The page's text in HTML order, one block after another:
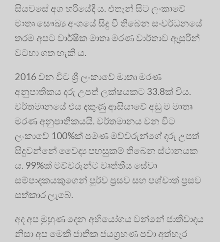
සියවසේ අග හරියේදී ය. එතැන් සිට ලංකාවේ
මාතෘ සෞඛ්‍ය අංශයේ සිදු වී තිබෙන සංවර්ධනයේ
තරම අපට වාර්ෂික මාතෘ මරණ වාර්තාව ඇසුරින්
වටහා ගත හැකි ය.
2016 වන විට ශ්‍රී ලංකාවේ මාතෘ මරණ
අනුපාතිකය දරු උපත් ලක්ෂයකට 33.8ක් විය.
වර්තමානයේ එය දකුණු ආසියාවේ අඩු ම මාතෘ
මරණ අනුපාතිකයයි. වර්තමානය වන විට
ලංකාවේ 100%ක් පමණ මව්වරුන්ගේ දරු උපත්
සිදුවන්නේ වෛද්‍ය පහසුකම් තිබෙන ස්ථානයක
ය. 99%ක් මව්වරුන්ට වෘත්තීය සේවා
සම්පාදකයකුගෙන් පූර්ව ප‍්‍රසව සහ පශ්චාත් ප‍්‍රසව
සත්කාර ලැබේ.
අද අප මුහුණ දෙන අභියෝගය වන්නේ ජාතිවාදය
නිසා අප මෙකී ජාතික ජයග්‍රහණ පවා අත්හැර